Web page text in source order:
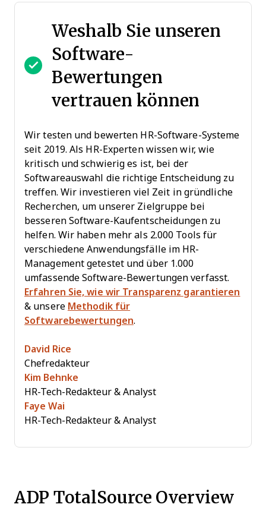
Weshalb Sie unseren
Software-
Bewertungen
vertrauen können
Wir testen und bewerten HR-Software-Systeme
seit 2019. Als HR-Experten wissen wir, wie
kritisch und schwierig es ist, bei der
Softwareauswahl die richtige Entscheidung zu
treffen. Wir investieren viel Zeit in gründliche
Recherchen, um unserer Zielgruppe bei
besseren Software-Kaufentscheidungen zu
helfen. Wir haben mehr als 2.000 Tools für
verschiedene Anwendungsfälle im HR-
Management getestet und über 1.000
umfassende Software-Bewertungen verfasst.
Erfahren Sie, wie wir Transparenz garantieren
& unsere Methodik für
Softwarebewertungen.
David Rice
Chefredakteur
Kim Behnke
HR-Tech-Redakteur & Analyst
Faye Wai
HR-Tech-Redakteur & Analyst
ADP TotalSource Overview